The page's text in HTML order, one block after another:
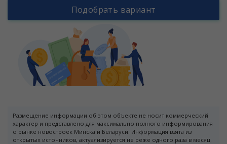
Подобрать вариант
Размещение информации об этом объекте не носит коммерческий
характер и представлено для максимально полного информирования
о рынке новостроек Минска и Беларуси. Информация взята из
открытых источников, актуализируется не реже одного раза в месяц.